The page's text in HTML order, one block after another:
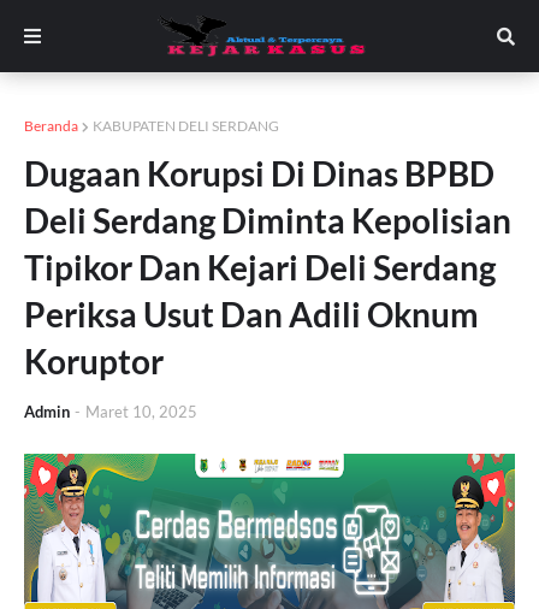
Beranda KABUPATEN DELI SERDANG
Dugaan Korupsi Di Dinas BPBD
Deli Serdang Diminta Kepolisian
Tipikor Dan Kejari Deli Serdang
Periksa Usut Dan Adili Oknum
Koruptor
Admin - Maret 10, 2025